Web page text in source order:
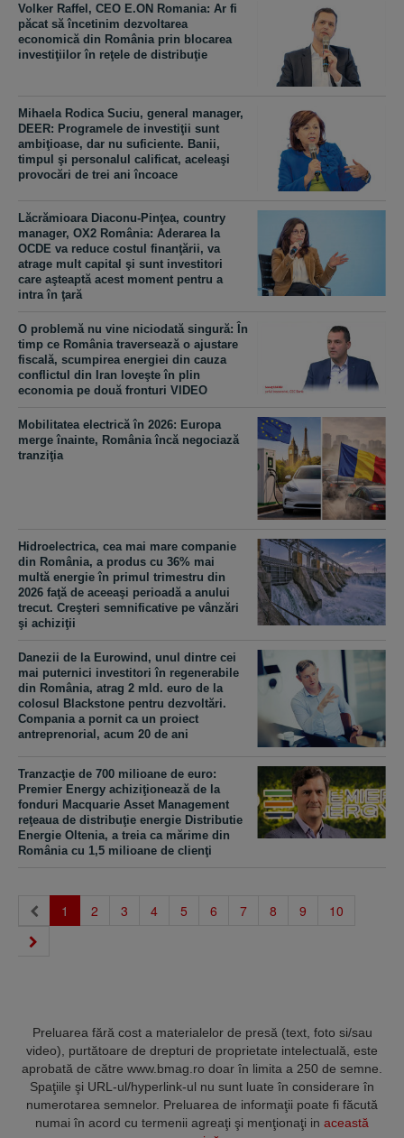
Volker Raffel, CEO E.ON Romania: Ar fi
păcat să încetinim dezvoltarea
economică din România prin blocarea
investiţiilor în reţele de distribuţie
Mihaela Rodica Suciu, general manager,
DEER: Programele de investiţii sunt
ambiţioase, dar nu suficiente. Banii,
timpul şi personalul calificat, aceleaşi
provocări de trei ani încoace
Lăcrămioara Diaconu-Pinţea, country
manager, OX2 România: Aderarea la
OCDE va reduce costul finanţării, va
atrage mult capital şi sunt investitori
care aşteaptă acest moment pentru a
intra în ţară
O problemă nu vine niciodată singură: În
timp ce România traversează o ajustare
fiscală, scumpirea energiei din cauza
conflictul din Iran loveşte în plin
economia pe două fronturi VIDEO
Mobilitatea electrică în 2026: Europa
merge înainte, România încă negociază
tranziţia
Hidroelectrica, cea mai mare companie
din România, a produs cu 36% mai
multă energie în primul trimestru din
2026 faţă de aceeaşi perioadă a anului
trecut. Creşteri semnificative pe vânzări
şi achiziţii
Danezii de la Eurowind, unul dintre cei
mai puternici investitori în regenerabile
din România, atrag 2 mld. euro de la
colosul Blackstone pentru dezvoltări.
Compania a pornit ca un proiect
antreprenorial, acum 20 de ani
Tranzacţie de 700 milioane de euro:
Premier Energy achiziţionează de la
fonduri Macquarie Asset Management
reţeaua de distribuţie energie Distributie
Energie Oltenia, a treia ca mărime din
România cu 1,5 milioane de clienţi
1 (current)
2 3 4 5 6 7 8 9 10
Preluarea fără cost a materialelor de presă (text, foto si/sau
video), purtătoare de drepturi de proprietate intelectuală, este
aprobată de către www.bmag.ro doar în limita a 250 de semne.
Spaţiile şi URL-ul/hyperlink-ul nu sunt luate în considerare în
numerotarea semnelor. Preluarea de informaţii poate fi făcută
numai în acord cu termenii agreaţi şi menţionaţi in această